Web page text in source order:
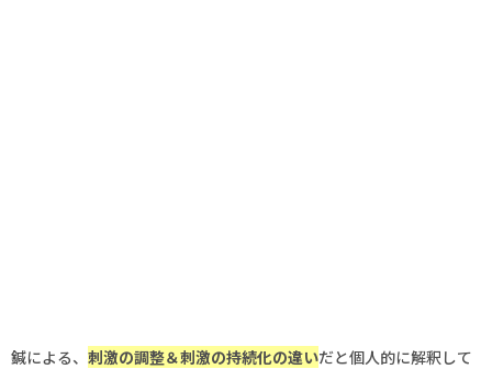
鍼による、 刺激の調整＆刺激の持続化の違いだと個人的に解釈して